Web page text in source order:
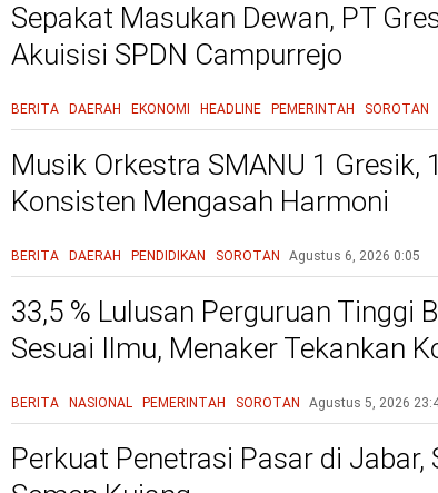
Sepakat Masukan Dewan, PT
Akuisisi SPDN Campurrejo
BERITA DAERAH EKONOMI HEADLINE PEMERINTAH SOROTAN
Musik Orkestra SMANU 1 Gresik,
Konsisten Mengasah Harmoni
BERITA DAERAH PENDIDIKAN SOROTAN Agustus 6, 2026 0:05
33,5 % Lulusan Perguruan Tinggi
Sesuai Ilmu, Menaker Tekankan
BERITA NASIONAL PEMERINTAH SOROTAN Agustus 5, 2026
Perkuat Penetrasi Pasar di Jabar,